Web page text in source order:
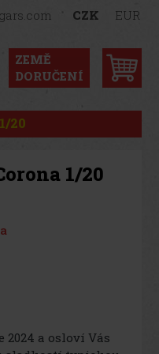
CZK EUR
ZEMĚ
DORUČENÍ
20
1/20
2024 a osloví Vás